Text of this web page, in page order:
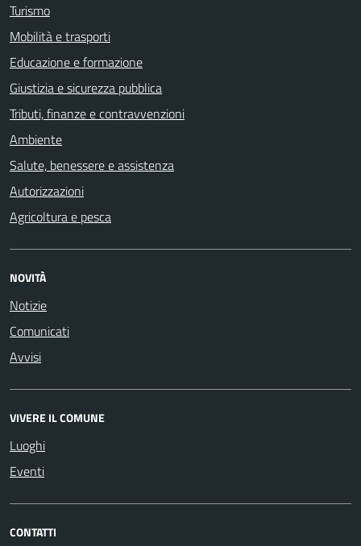
Turismo
Mobilità e trasporti
Educazione e formazione
Giustizia e sicurezza pubblica
Tributi, finanze e contravvenzioni
Ambiente
Salute, benessere e assistenza
Autorizzazioni
Agricoltura e pesca
NOVITÀ
Notizie
Comunicati
Avvisi
VIVERE IL COMUNE
Luoghi
Eventi
CONTATTI